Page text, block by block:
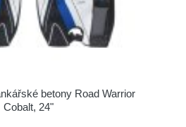
betony Road Warrior
Cobalt, 24"